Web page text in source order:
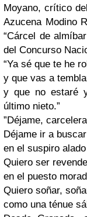
Moyano, crítico
Azucena Modino
“Cárcel de
del Concurso
“Ya sé que te he
y que vas a
y que no estaré
último nieto.”
”Déjame,
Déjame ir a
en el suspiro
Quiero ser
en el puesto
Quiero soñar,
como una ténue